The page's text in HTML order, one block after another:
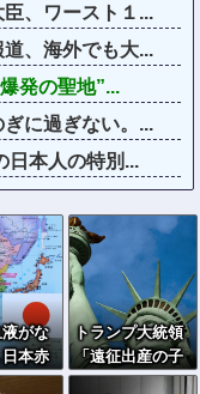
臣、ワースト１...
、海外でも大...
発の聖地”...
に過ぎない。...
日本人の特別...
がな
本赤
援へ
トランプ大統領
「遠征出産の子
に米国籍を与え